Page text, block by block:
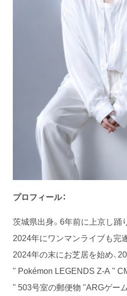
プロフィール：
茨城県出身。6年前に上京し踊
2024年にワンマンライブも完遂
2024年の末にお芝居を始め、
" Pokémon LEGENDS Z-A "
" 503号室の郵便物 "ARGゲー